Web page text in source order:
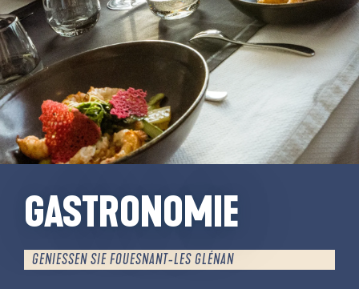
GASTRONOMIE
GENIESSEN SIE FOUESNANT-LES GLÉNAN